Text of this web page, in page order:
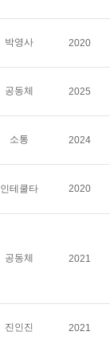
박영사 2020
공동체 2025
소통 2024
인테쿨타 2020
공동체 2021
진인진 2021